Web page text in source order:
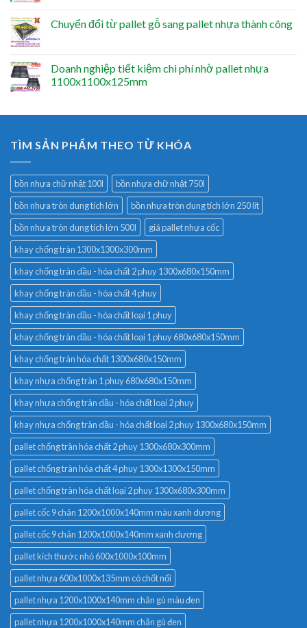
Chuyển đổi từ pallet gỗ sang pallet nhựa thành công
Doanh nghiệp tiết kiệm chi phí nhờ pallet nhựa
1100x1100x125mm
TÌM SẢN PHẨM THEO TỪ KHÓA
bồn nhựa chữ nhật 100l
bồn nhựa chữ nhật 750l
bồn nhựa tròn dung tích lớn
bồn nhựa tròn dung tích lớn 250 lít
bồn nhựa tròn dung tích lớn 500l
giá pallet nhựa cốc
khay chống tràn 1300x1300x300mm
khay chống tràn dầu - hóa chất 2 phuy 1300x680x150mm
khay chống tràn dầu - hóa chất 4 phuy
khay chống tràn dầu - hóa chất loại 1 phuy
khay chống tràn dầu - hóa chất loại 1 phuy 680x680x150mm
khay chống tràn hóa chất 1300x680x150mm
khay nhựa chống tràn 1 phuy 680x680x150mm
khay nhựa chống tràn dầu - hóa chất loại 2 phuy
khay nhựa chống tràn dầu - hóa chất loại 2 phuy 1300x680x150mm
pallet chống tràn hóa chất 2 phuy 1300x680x300mm
pallet chống tràn hóa chất 4 phuy 1300x1300x150mm
pallet chống tràn hóa chất loại 2 phuy 1300x680x300mm
pallet cốc 9 chân 1200x1000x140mm màu xanh dương
pallet cốc 9 chân 1200x1000x140mm xanh dương
pallet kích thước nhỏ 600x1000x100mm
pallet nhựa 600x1000x135mm có chốt nối
pallet nhựa 1200x1000x140mm chân gù màu đen
pallet nhựa 1200x1000x140mm chân gù đen